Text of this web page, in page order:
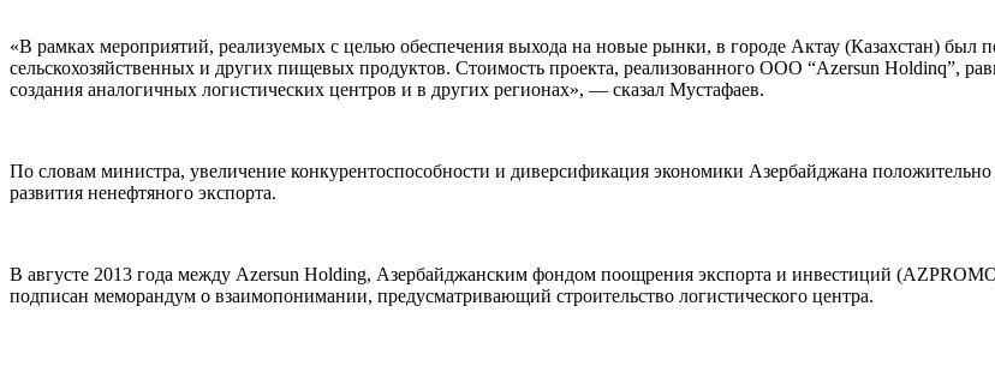
«В рамках мероприятий, реализуемых с целью обеспечения выхода на новые рынки, в городе Актау (Казахстан)
сельскохозяйственных и других пищевых продуктов. Стоимость проекта, реализованного ООО “Azersun Holdinq”,
создания аналогичных логистических центров и в других регионах», — сказал Мустафаев.
По словам министра, увеличение конкурентоспособности и диверсификация экономики Азербайджана
развития ненефтяного экспорта.
В августе 2013 года между Azersun Holding, Азербайджанским фондом поощрения экспорта и инвестиций
подписан меморандум о взаимопонимании, предусматривающий строительство логистического центра.